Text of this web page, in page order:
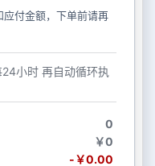
付金额，下单前请再
小时 再自动循环执
0
￥0
-￥0.00